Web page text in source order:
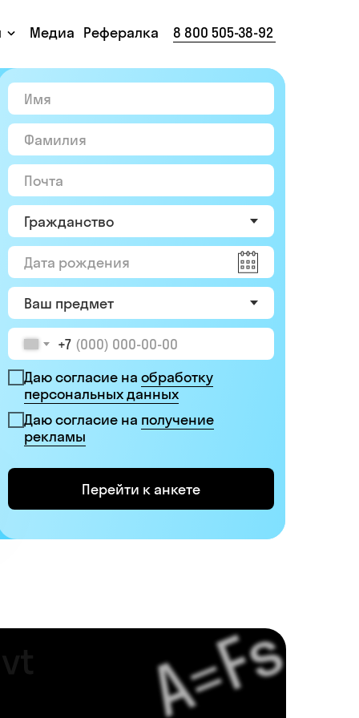
Медиа Рефералка 8 800 505-38-92
+7
Даю согласие на обработку
персональных данных
Даю согласие на получение
рекламы
Перейти к анкете